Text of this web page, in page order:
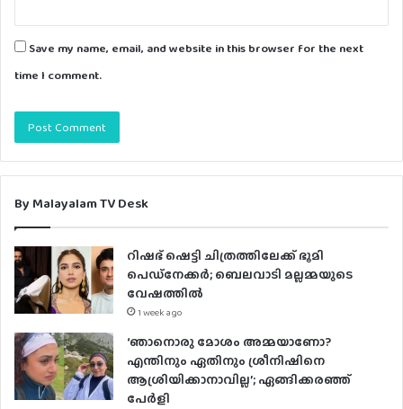
Save my name, email, and website in this browser for the next
time I comment.
By Malayalam TV Desk
റിഷഭ് ഷെട്ടി ചിത്രത്തിലേക്ക് ഭൂമി
പെഡ്‌നേക്കർ; ബെലവാടി മല്ലമ്മയുടെ
വേഷത്തിൽ
1 week ago
‘ഞാനൊരു മോശം അമ്മയാണോ?
എന്തിനും ഏതിനും ശ്രീനിഷിനെ
ആശ്രിയിക്കാനാവില്ല’; ഏങ്ങിക്കരഞ്ഞ്
പേർളി